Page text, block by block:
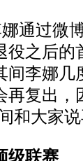
过微博
役之后
间李娜
再复出
和大家说
级联赛